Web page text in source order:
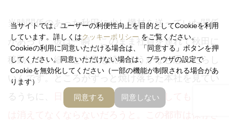
当時関係のあった秋田に少し機材を送っていた関係
があって、彼は一瞬、このまま社員を連れて秋田に
移動して、細々と作業を続けようかなと思ったらし
いんです。ところがずっと焼け落ちた本社を見てい
るうちに、
日本が負けてどうなったとしても、東京
当サイトでは、ユーザーの利便性向上を目的としてCookieを利用
しています。詳しくはクッキーポリシー をご覧ください。
Cookieの利用に同意いただける場合は、「同意する」ボタンを押
してください。同意いただけない場合は、ブラウザの設定で
Cookieを無効化してください（一部の機能が制限される場合があ
ります）
同意する 同意しない